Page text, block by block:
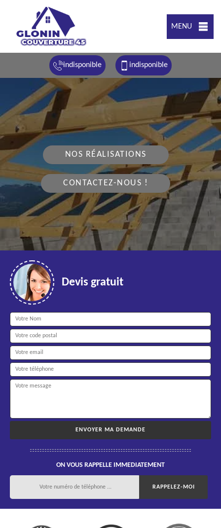
MENU
indisponible indisponible
NOS RÉALISATIONS
CONTACTEZ-NOUS !
Devis gratuit
ON VOUS RAPPELLE IMMEDIATEMENT